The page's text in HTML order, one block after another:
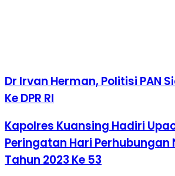
Dr Irvan Herman, Politisi PAN
Ke DPR RI
Kapolres Kuansing Hadiri
Peringatan Hari Perhubungan
Tahun 2023 Ke 53